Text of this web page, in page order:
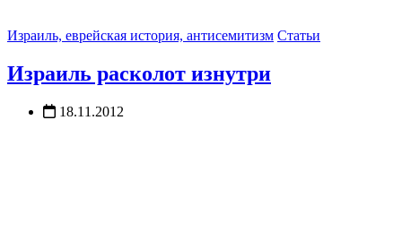
Израиль, еврейская история, антисемитизм Статьи
Израиль расколот изнутри
18.11.2012